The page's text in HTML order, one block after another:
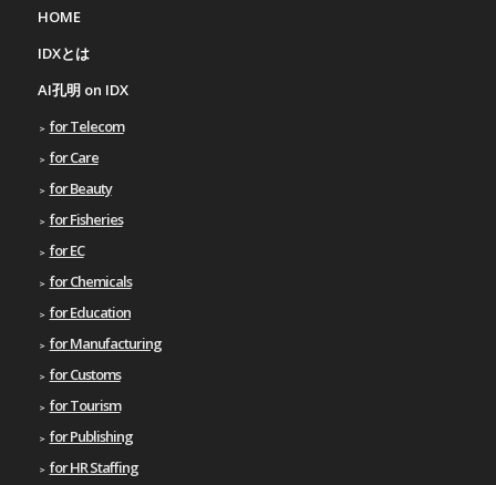
HOME
IDXとは
AI孔明 on IDX
for Telecom
for Care
for Beauty
for Fisheries
for EC
for Chemicals
for Education
for Manufacturing
for Customs
for Tourism
for Publishing
for HR Staffing